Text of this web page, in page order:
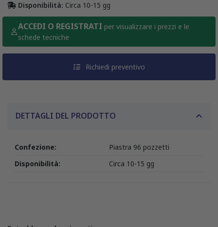
Disponibilità: Circa 10-15 gg
ACCEDI O REGISTRATI per visualizzare i prezzi e le
schede tecniche
Richiedi preventivo
DETTAGLI DEL PRODOTTO
Confezione:
Piastra 96 pozzetti
Disponibilità:
Circa 10-15 gg